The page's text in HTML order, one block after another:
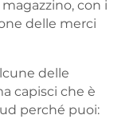
con i
delle merci
delle
capisci che è
perché puoi: